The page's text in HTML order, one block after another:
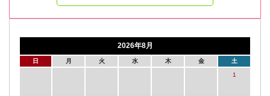
2026年8月
日 月 火 水 木 金 土
1